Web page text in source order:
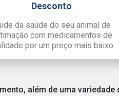
Desconto
da saúde do seu animal de
com medicamentos de
por um preço mais baixo.
além de uma variedade